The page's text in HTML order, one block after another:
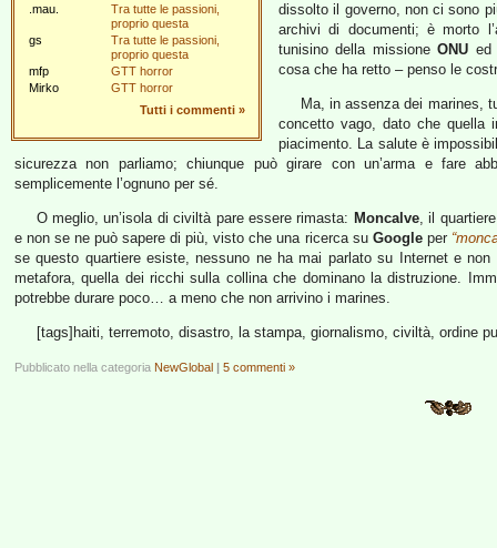
.mau.
Tra tutte le passioni,
proprio questa
gs
Tra tutte le passioni,
proprio questa
mfp
GTT horror
Mirko
GTT horror
Tutti i commenti »
dissolto il governo, non ci sono
archivi di documenti; è morto
tunisino della missioneONU ed
cosa che ha retto – penso le
Ma, in assenza dei marines,
concetto vago, dato che quella
piacimento. La salute è
sicurezza non parliamo; chiunque può girare con un’arma e fare
semplicemente l’ognuno per sé.
O meglio, un’isola di civiltà pare essere rimasta: Moncalve, il
e non se ne può sapere di più, visto che una ricerca su Googleper
se questo quartiere esiste, nessuno ne ha mai parlato su Internet e
metafora, quella dei ricchi sulla collina che dominano la distruzione.
potrebbe durare poco… a meno che non arrivino i marines.
[tags]haiti, terremoto, disastro, la stampa, giornalismo, civiltà, ordine
Pubblicato nella categoria NewGlobal | 5 commenti »